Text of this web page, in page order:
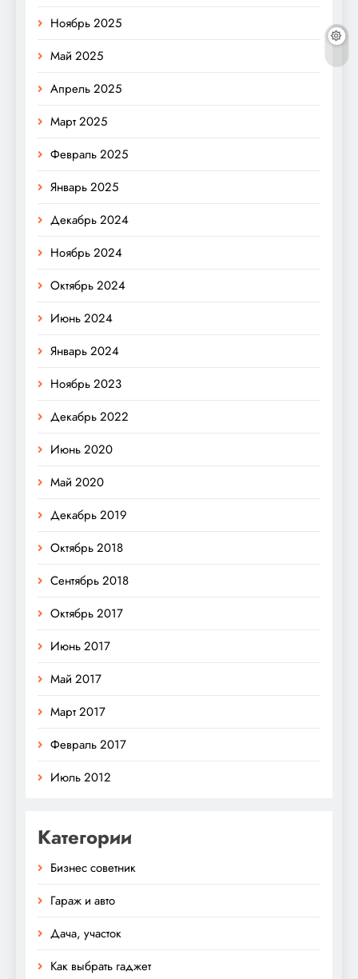
Ноябрь 2025
Май 2025
Апрель 2025
Март 2025
Февраль 2025
Январь 2025
Декабрь 2024
Ноябрь 2024
Октябрь 2024
Июнь 2024
Январь 2024
Ноябрь 2023
Декабрь 2022
Июнь 2020
Май 2020
Декабрь 2019
Октябрь 2018
Сентябрь 2018
Октябрь 2017
Июнь 2017
Май 2017
Март 2017
Февраль 2017
Июль 2012
Категории
Бизнес советник
Гараж и авто
Дача, участок
Как выбрать гаджет